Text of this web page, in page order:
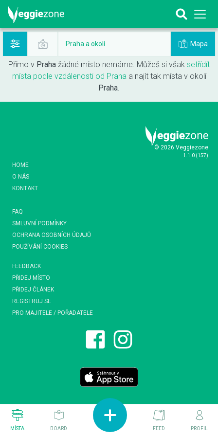
Praha a okolí Mapa
Přímo v Praha žádné místo nemáme. Můžeš si však setřídít
místa podle vzdálenosti od Prahaa najít tak místa v okolí
Praha.
© 2026 Veggiezone
1.1.0 (157)
HOME
O NÁS
KONTAKT
FAQ
SMLUVNÍ PODMÍNKY
OCHRANA OSOBNÍCH ÚDAJŮ
POUŽÍVÁNÍ COOKIES
FEEDBACK
PŘIDEJ MÍSTO
PŘIDEJ ČLÁNEK
REGISTRUJ SE
PRO MAJITELE / POŘADATELE
MÍSTA BOARD FEED PROFIL